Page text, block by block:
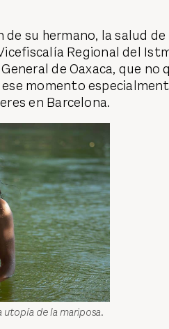
de su hermano, la salud
Regional del
de Oaxaca, que
momento
en Barcelona.
utopía de la mariposa.